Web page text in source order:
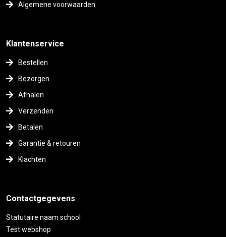
Algemene voorwaarden
Klantenservice
Bestellen
Bezorgen
Afhalen
Verzenden
Betalen
Garantie & retouren
Klachten
Contactgegevens
Statutaire naam school
Test webshop